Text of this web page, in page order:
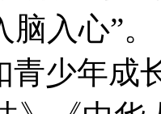
入心”。
青少年成